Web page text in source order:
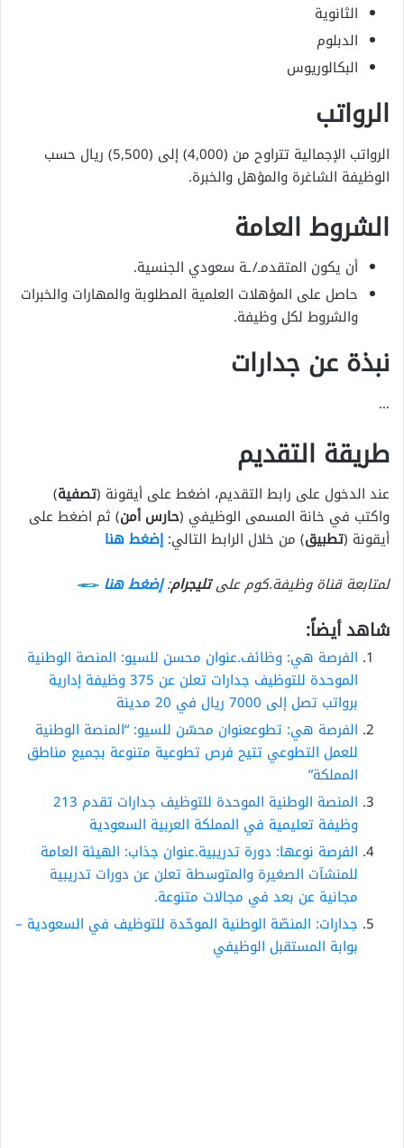
الثانوية
الدبلوم
البكالوريوس
الرواتب
الرواتب الإجمالية تتراوح من (4,000) إلى (5,500) ريال حسب
الوظيفة الشاغرة والمؤهل والخبرة.
الشروط العامة
أن يكون المتقدمـ/ـة سعودي الجنسية.
حاصل على المؤهلات العلمية المطلوبة والمهارات والخبرات
والشروط لكل وظيفة.
نبذة عن جدارات
…
طريقة التقديم
عند الدخول على رابط التقديم، اضغط على أيقونة (تصفية)
واكتب في خانة المسمى الوظيفي (حارس أمن) ثم اضغط على
أيقونة (تطبيق) من خلال الرابط التالي: إضغط هنا
لمتابعة قناة وظيفة.كوم علىتليجرام:إضغط هنا
شاهد أيضاً:
الفرصة هي: وظائف.عنوان محسن للسيو: المنصة الوطنية
الموحدة للتوظيف جدارات تعلن عن 375 وظيفة إدارية
برواتب تصل إلى 7000 ريال في 20 مدينة
الفرصة هي: تطوععنوان محسّن للسيو: “المنصة الوطنية
للعمل التطوعي تتيح فرص تطوعية متنوعة بجميع مناطق
المملكة”
المنصة الوطنية الموحدة للتوظيف جدارات تقدم 213
وظيفة تعليمية في المملكة العربية السعودية
الفرصة نوعها: دورة تدريبية.عنوان جذاب: الهيئة العامة
للمنشآت الصغيرة والمتوسطة تعلن عن دورات تدريبية
مجانية عن بعد في مجالات متنوعة.
جدارات: المنصّة الوطنية الموحّدة للتوظيف في السعودية –
بوابة المستقبل الوظيفي